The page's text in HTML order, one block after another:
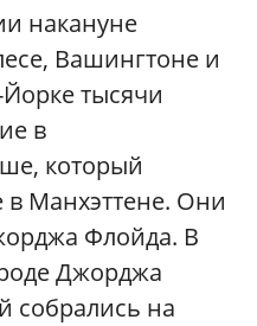
накануне
Вашингтоне и
тысячи
в
который
Манхэттене. Они
Флойда. В
Джорджа
собрались на